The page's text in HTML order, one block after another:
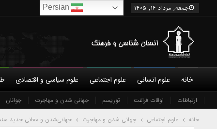
جمعه, مرداد ۱۶, ۱۴۰۵
خانه
درباره ما شورای عالی نویسندگان شرایط همکاری و عضویت
علوم انسانی علوم اجتماعی
ارتباطات اوقات فراغت توریسم جهانی شدن و مهاجرت جوانان
علوم سیاسی و اقتصادی
خانه علوم اجتماعی جهانی شدن و مهاجرت جهانی‌شدن و معانی جدید